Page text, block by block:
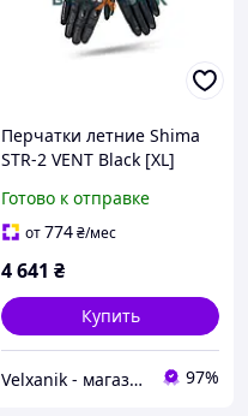
Перчатки летние Shima
STR-2 VENT Black [XL]
Готово к отправке
от774₴/мес
4 641 ₴
Купить
Velxanik - магазин мототехники, велотоваров, с/х техники, аксессуаров и запчастей 97%